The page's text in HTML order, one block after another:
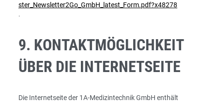
ster_Newsletter2Go_GmbH_latest_Form.pdf?x48278
.
9. KONTAKTMÖGLICHKEIT
ÜBER DIE INTERNETSEITE
Die Internetseite der 1A-Medizintechnik GmbH enthält